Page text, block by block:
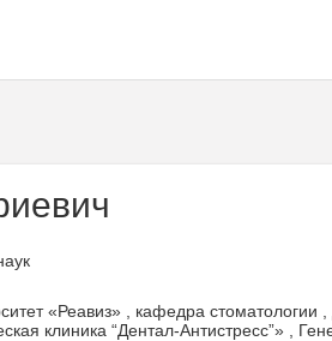
«Реавиз» , кафедра стоматологии ,
клиника “Дентал-Антистресс”» ,